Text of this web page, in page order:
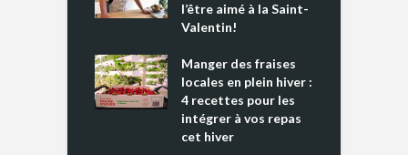
l’être aimé à la Saint-
Valentin!
Manger des fraises
locales en plein hiver :
4 recettes pour les
intégrer à vos repas
cet hiver